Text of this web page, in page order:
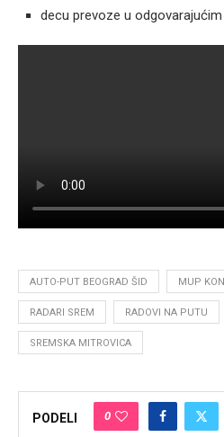
decu prevoze u
AUTO-PUT BEOGRAD ŠID MUP
RADARI SREM RADOVI NA PUTU
SREMSKA MITROVICA
PODELI 0